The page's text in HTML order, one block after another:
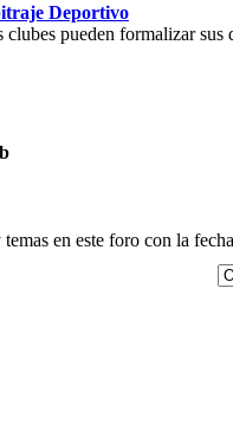
Deportivo
clubes pueden formalizar sus
en este foro con la